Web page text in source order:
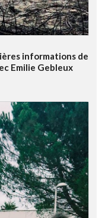
informations de
Emilie Gebleux